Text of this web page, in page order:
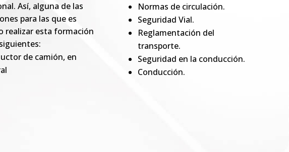
Así, alguna de las
para las que es
realizar esta formación
de camión, en
Normas de circulación.
Seguridad Vial.
Reglamentación del
transporte.
Seguridad en la conducción.
Conducción.